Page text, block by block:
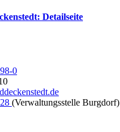
: Detailseite
0
(Verwaltungsstelle Burgdorf)